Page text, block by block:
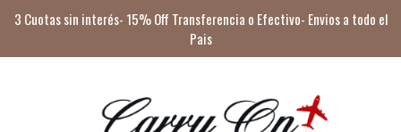
3 Cuotas sin interés- 15% Off Transferencia o Efectivo- Envios a todo el
Pais